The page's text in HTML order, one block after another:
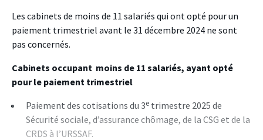
Les cabinets de moins de 11 salariés qui ont opté pour un
paiement trimestriel avant le 31 décembre 2024 ne sont
pas concernés.
Cabinets occupant moins de 11 salariés, ayant opté
pour le paiement trimestriel
Paiement des cotisations du 3e trimestre 2025 de
Sécurité sociale, d’assurance chômage, de la CSG et de la
CRDS à l’URSSAF.